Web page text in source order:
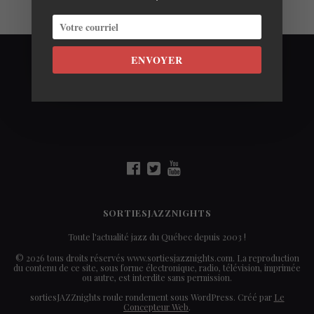
SORTIESJAZZNIGHTS
Toute l'actualité jazz du Québec depuis 2003 !
© 2026 tous droits réservés www.sortiesjazznights.com. La reproduction
du contenu de ce site, sous forme électronique, radio, télévision, imprimée
ou autre, est interdite sans permission.
sortiesJAZZnights roule rondement sous WordPress. Créé par Le
Concepteur Web.
ENVOYER